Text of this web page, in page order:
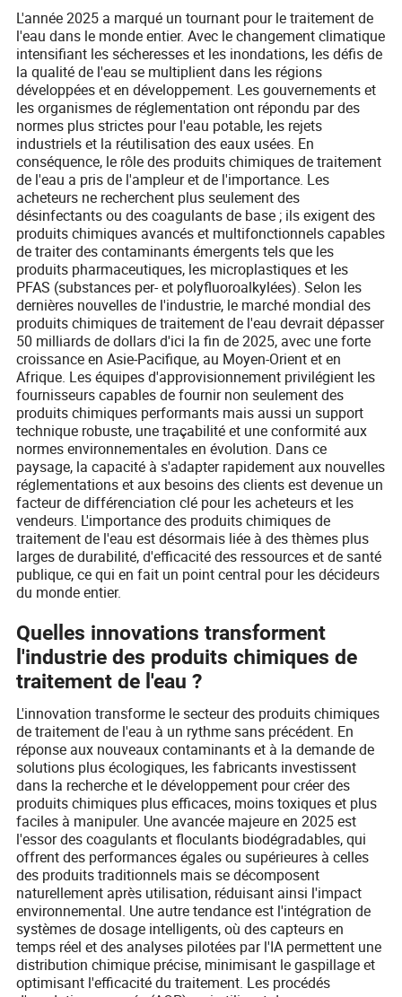
L'année 2025 a marqué un tournant pour le traitement de
l'eau dans le monde entier. Avec le changement climatique
intensifiant les sécheresses et les inondations, les défis de
la qualité de l'eau se multiplient dans les régions
développées et en développement. Les gouvernements et
les organismes de réglementation ont répondu par des
normes plus strictes pour l'eau potable, les rejets
industriels et la réutilisation des eaux usées. En
conséquence, le rôle des produits chimiques de traitement
de l'eau a pris de l'ampleur et de l'importance. Les
acheteurs ne recherchent plus seulement des
désinfectants ou des coagulants de base ; ils exigent des
produits chimiques avancés et multifonctionnels capables
de traiter des contaminants émergents tels que les
produits pharmaceutiques, les microplastiques et les
PFAS (substances per- et polyfluoroalkylées). Selon les
dernières nouvelles de l'industrie, le marché mondial des
produits chimiques de traitement de l'eau devrait dépasser
50 milliards de dollars d'ici la fin de 2025, avec une forte
croissance en Asie-Pacifique, au Moyen-Orient et en
Afrique. Les équipes d'approvisionnement privilégient les
fournisseurs capables de fournir non seulement des
produits chimiques performants mais aussi un support
technique robuste, une traçabilité et une conformité aux
normes environnementales en évolution. Dans ce
paysage, la capacité à s'adapter rapidement aux nouvelles
réglementations et aux besoins des clients est devenue un
facteur de différenciation clé pour les acheteurs et les
vendeurs. L'importance des produits chimiques de
traitement de l'eau est désormais liée à des thèmes plus
larges de durabilité, d'efficacité des ressources et de santé
publique, ce qui en fait un point central pour les décideurs
du monde entier.
Quelles innovations transforment
l'industrie des produits chimiques de
traitement de l'eau ?
L'innovation transforme le secteur des produits chimiques
de traitement de l'eau à un rythme sans précédent. En
réponse aux nouveaux contaminants et à la demande de
solutions plus écologiques, les fabricants investissent
dans la recherche et le développement pour créer des
produits chimiques plus efficaces, moins toxiques et plus
faciles à manipuler. Une avancée majeure en 2025 est
l'essor des coagulants et floculants biodégradables, qui
offrent des performances égales ou supérieures à celles
des produits traditionnels mais se décomposent
naturellement après utilisation, réduisant ainsi l'impact
environnemental. Une autre tendance est l'intégration de
systèmes de dosage intelligents, où des capteurs en
temps réel et des analyses pilotées par l'IA permettent une
distribution chimique précise, minimisant le gaspillage et
optimisant l'efficacité du traitement. Les procédés